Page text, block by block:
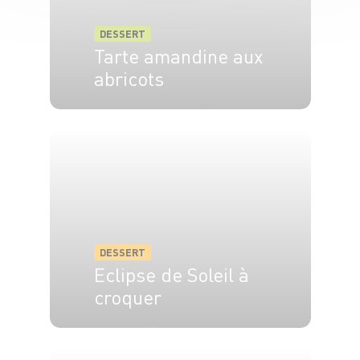
DESSERT
Tarte amandine aux
abricots
DESSERT
Eclipse de Soleil à
croquer